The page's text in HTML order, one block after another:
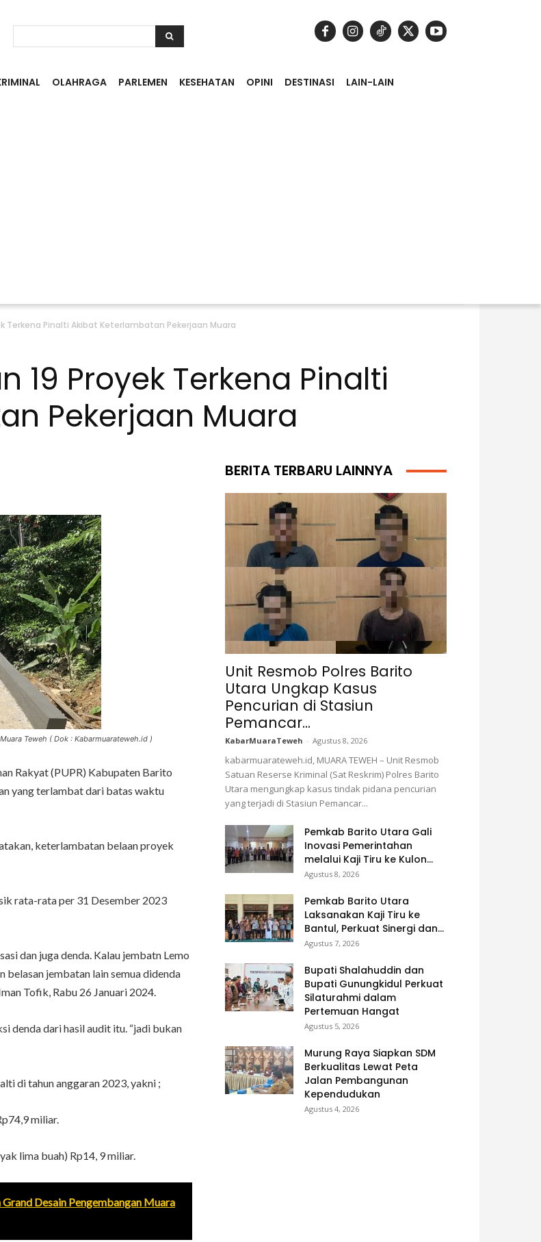
OLAHRAGA PARLEMEN KESEHATAN OPINI DESTINASI LAIN-LAIN
Terkena Pinalti Akibat Keterlambatan Pekerjaan Muara
19 Proyek Terkena Pinalti
Pekerjaan Muara
Teweh ( Dok : Kabarmuarateweh.id )
Rakyat (PUPR) Kabupaten Barito
yang terlambat dari batas waktu
keterlambatan belaan proyek
rata-rata per 31 Desember 2023
dan juga denda. Kalau jembatn Lemo
belasan jembatan lain semua didenda
Tofik, Rabu 26 Januari 2024.
denda dari hasil audit itu. “jadi bukan
di tahun anggaran 2023, yakni ;
miliar.
lima buah) Rp14, 9 miliar.
Desain Pengembangan Muara
BERITA TERBARU LAINNYA
Unit Resmob Polres Barito
Utara Ungkap Kasus
Pencurian di Stasiun
Pemancar...
KabarMuaraTeweh - Agustus 8, 2026
kabarmuarateweh.id, MUARA TEWEH – Unit Resmob
Satuan Reserse Kriminal (Sat Reskrim) Polres Barito
Utara mengungkap kasus tindak pidana pencurian
yang terjadi di Stasiun Pemancar...
Pemkab Barito Utara Gali
Inovasi Pemerintahan
melalui Kaji Tiru ke Kulon...
Agustus 8, 2026
Pemkab Barito Utara
Laksanakan Kaji Tiru ke
Bantul, Perkuat Sinergi dan...
Agustus 7, 2026
Bupati Shalahuddin dan
Bupati Gunungkidul Perkuat
Silaturahmi dalam
Pertemuan Hangat
Agustus 5, 2026
Murung Raya Siapkan SDM
Berkualitas Lewat Peta
Jalan Pembangunan
Kependudukan
Agustus 4, 2026